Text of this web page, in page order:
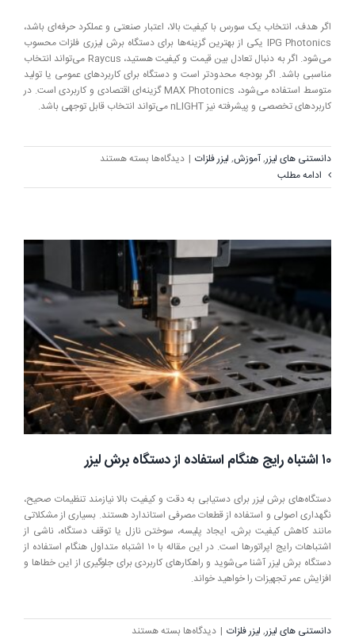
اگر هدف، انتخاب یک سورس با کیفیت بالا، اعتبار صنعتی و عملکرد حرفه‌ای باشد،
IPG Photonics یکی از بهترین گزینه‌ها برای دستگاه برش لیزری فلزات محسوب
می‌شود. اگر به دنبال تعادل بین قیمت و کیفیت هستید، Raycus می‌تواند انتخاب
مناسبی باشد. اگر بودجه محدودتر است و دستگاه برای کاربردهای عمومی یا تولید
متوسط استفاده می‌شود، MAX Photonics گزینه‌ای اقتصادی و کاربردی است. در
کاربردهای تخصصی و پیشرفته نیز nLIGHT می‌تواند انتخاب قابل توجهی باشد.
دانستنی های لیزر,آموزش, لیزر فلزات | دیدگاه‌ها برای
سورس
کدام
است؟
بسته هستند
ادامه مطلب
۱۰ اشتباه رایج هنگام استفاده از دستگاه برش لیزر
دستگاه‌های برش لیزر برای دستیابی به دقت و کیفیت بالا نیازمند تنظیمات صحیح،
نگهداری اصولی و استفاده از قطعات مصرفی استاندارد هستند. بسیاری از مشکلاتی
مانند کاهش کیفیت برش، ایجاد پلیسه، سوختن نازل یا توقف دستگاه، ناشی از
اشتباهات رایج اپراتورها است. در این مقاله با ۱۰ اشتباه متداول هنگام استفاده از
دستگاه برش لیزر آشنا می‌شوید و راهکارهای کاربردی برای جلوگیری از این خطاها و
افزایش عمر تجهیزات را خواهید خواند.
دانستنی های لیزر, لیزر فلزات | دیدگاه‌ها برای
بسته هستند